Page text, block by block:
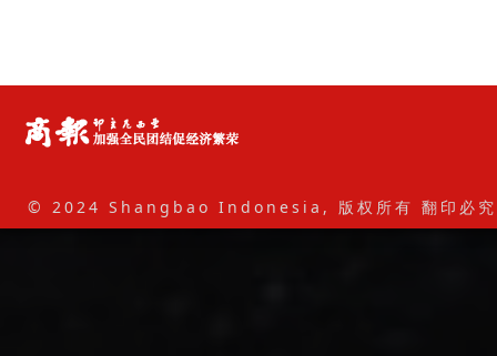
© 2024 Shangbao Indonesia, 版权所有 翻印必